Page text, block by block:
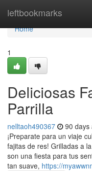
leftbookmarks
Home
Home
1
Deliciosas
Parrilla
nelltaoh490367 90 days
¡Preparate para un viaje
fajitas de res! Grilladas a
son una fiesta para tus
tan suave, https://